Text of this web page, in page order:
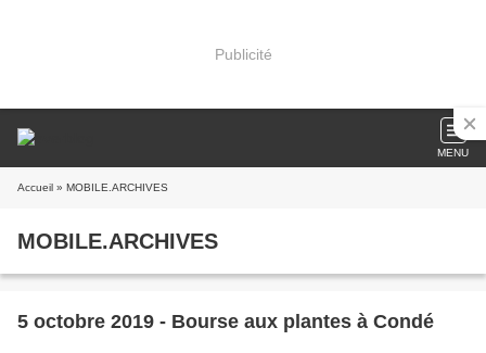
Publicité
MENU
Accueil » MOBILE.ARCHIVES
MOBILE.ARCHIVES
5 octobre 2019 - Bourse aux plantes à Condé